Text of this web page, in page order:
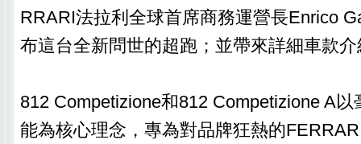
RRARI法拉利全球首席商務運營長Enrico
布這台全新問世的超跑；並帶來詳細車款
812 Competizione和812 Competizione A
能為核心理念，專為對品牌狂熱的